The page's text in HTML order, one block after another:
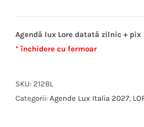
Agendă lux Lore datată zilnic + pix
* închidere cu fermoar
SKU: 212BL
Categorii: Agende Lux Italia 2027,